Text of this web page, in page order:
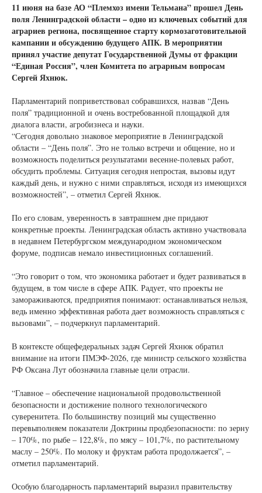
11 июня на базе АО “Племхоз имени Тельмана” прошел День
поля Ленинградской области – одно из ключевых событий для
аграриев региона, посвященное старту кормозаготовительной
кампании и обсуждению будущего АПК. В мероприятии
принял участие депутат Государственной Думы от фракции
“Единая Россия”, член Комитета по аграрным вопросам
Сергей Яхнюк.
Парламентарий поприветствовал собравшихся, назвав “День
поля” традиционной и очень востребованной площадкой для
диалога власти, агробизнеса и науки.
“Сегодня довольно знаковое мероприятие в Ленинградской
области – “День поля”. Это не только встречи и общение, но и
возможность поделиться результатами весенне-полевых работ,
обсудить проблемы. Ситуация сегодня непростая, вызовы идут
каждый день, и нужно с ними справляться, исходя из имеющихся
возможностей”, – отметил Сергей Яхнюк.
По его словам, уверенность в завтрашнем дне придают
конкретные проекты. Ленинградская область активно участвовала
в недавнем Петербургском международном экономическом
форуме, подписав немало инвестиционных соглашений.
“Это говорит о том, что экономика работает и будет развиваться в
будущем, в том числе в сфере АПК. Радует, что проекты не
замораживаются, предприятия понимают: останавливаться нельзя,
ведь именно эффективная работа дает возможность справляться с
вызовами”, – подчеркнул парламентарий.
В контексте общефедеральных задач Сергей Яхнюк обратил
внимание на итоги ПМЭФ-2026, где министр сельского хозяйства
РФ Оксана Лут обозначила главные цели отрасли.
“Главное – обеспечение национальной продовольственной
безопасности и достижение полного технологического
суверенитета. По большинству позиций мы существенно
перевыполняем показатели Доктрины продбезопасности: по зерну
– 170%, по рыбе – 122,8%, по мясу – 101,7%, по растительному
маслу – 250%. По молоку и фруктам работа продолжается”, –
отметил парламентарий.
Особую благодарность парламентарий выразил правительству